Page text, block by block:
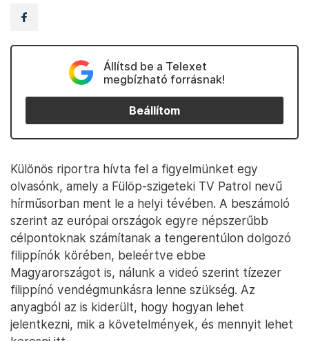
Állítsd be a Telexet
megbízható forrásnak!
Beállítom
Különös riportra hívta fel a figyelmünket egy
olvasónk, amely a Fülöp-szigeteki TV Patrol nevű
hírműsorban ment le a helyi tévében. A beszámoló
szerint az európai országok egyre népszerűbb
célpontoknak számítanak a tengerentúlon dolgozó
filippínók körében, beleértve ebbe
Magyarországot is, nálunk a videó szerint tízezer
filippínó vendégmunkásra lenne szükség. Az
anyagból az is kiderült, hogy hogyan lehet
jelentkezni, mik a követelmények, és mennyit lehet